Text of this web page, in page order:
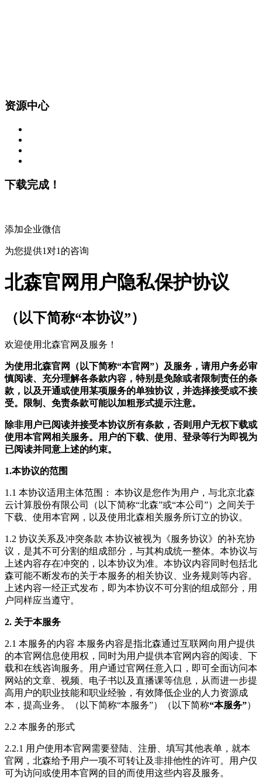
资源中心
下载完成！
添加企业微信
为您提供1对1的咨询
北森官网用户隐私保护协议
（以下简称“本协议”）
欢迎使用北森官网及服务！
为使用北森官网（以下简称“本官网”）及服务，请用户务必审
慎阅读、充分理解各条款内容，特别是免除或者限制责任的条
款，以及开通或使用某项服务的单独协议，并选择接受或不接
受。限制、免责条款可能以加粗形式提示注意。
除非用户已阅读并接受本协议所有条款，否则用户无权下载或
使用本官网相关服务。用户的下载、使用、登录等行为即视为
已阅读并同意上述的约束。
1.本协议的范围
1.1 本协议适用主体范围： 本协议是您作为用户，与北京北森
云计算股份有限公司（以下简称“北森”或“本公司”）之间关于
下载、使用本官网，以及使用北森相关服务所订立的协议。
1.2 协议关系及冲突条款 本协议被视为《服务协议》的补充协
议，是其不可分割的组成部分，与其构成统一整体。本协议与
上述内容存在冲突的，以本协议为准。本协议内容同时包括北
森可能不断发布的关于本服务的相关协议、业务规则等内容。
上述内容一经正式发布，即为本协议不可分割的组成部分，用
户同样应当遵守。
2. 关于本服务
2.1 本服务的内容 本服务内容是指北森通过互联网向用户提供
的本官网信息使用权，同时为用户提供本官网内容的阅读、下
载和在线咨询服务。用户通过官网任意入口，即可全面访问本
网站的文章、视频、电子书以及直播课等信息，从而进一步提
高用户的职业技能和职业经验，有效降低企业的人力资源成
本，提高业务。（以下简称“本服务”）（以下简称“本服务”）
2.2 本服务的形式
2.2.1 用户使用本官网需要登陆、注册、填写其他表单，就本
官网，北森给予用户一项不可转让及非排他性的许可。用户仅
可为访问或使用本官网的目的而使用这些内容及服务。